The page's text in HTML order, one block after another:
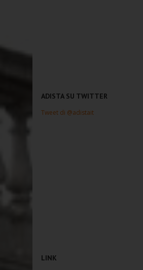
ADISTA SU TWITTER
Tweet di @adistait
LINK